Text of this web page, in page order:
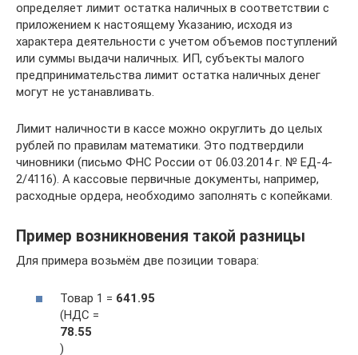
определяет лимит остатка наличных в соответствии с
приложением к настоящему Указанию, исходя из
характера деятельности с учетом объемов поступлений
или суммы выдачи наличных. ИП, субъекты малого
предпринимательства лимит остатка наличных денег
могут не устанавливать.
Лимит наличности в кассе можно округлить до целых
рублей по правилам математики. Это подтвердили
чиновники (письмо ФНС России от 06.03.2014 г. № ЕД-4-
2/4116). А кассовые первичные документы, например,
расходные ордера, необходимо заполнять с копейками.
Пример возникновения такой разницы
Для примера возьмём две позиции товара:
Товар 1 = 641.95
(НДС =
78.55
)